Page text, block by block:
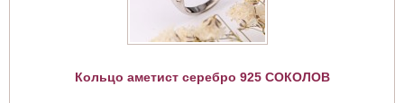
Кольцо аметист серебро 925 СОКОЛОВ